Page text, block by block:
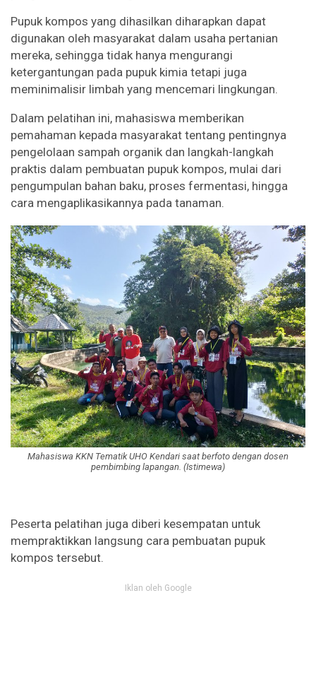
Pupuk kompos yang dihasilkan diharapkan dapat
digunakan oleh masyarakat dalam usaha pertanian
mereka, sehingga tidak hanya mengurangi
ketergantungan pada pupuk kimia tetapi juga
meminimalisir limbah yang mencemari lingkungan.
Dalam pelatihan ini, mahasiswa memberikan
pemahaman kepada masyarakat tentang pentingnya
pengelolaan sampah organik dan langkah-langkah
praktis dalam pembuatan pupuk kompos, mulai dari
pengumpulan bahan baku, proses fermentasi, hingga
cara mengaplikasikannya pada tanaman.
Mahasiswa KKN Tematik UHO Kendari saat berfoto dengan dosen
pembimbing lapangan. (Istimewa)
Peserta pelatihan juga diberi kesempatan untuk
mempraktikkan langsung cara pembuatan pupuk
kompos tersebut.
Iklan oleh Google